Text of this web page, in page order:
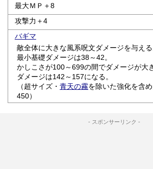
最大ＭＰ＋8
攻撃力＋4
バギマ
敵全体に大きな風系呪文ダメージを与える
最小基礎ダメージは38～42。
かしこさが100～699の間でダメージが大
ダメージは142～157になる。
（超サイズ・青天の霧を除いた強化を含
450）
- スポンサーリンク -